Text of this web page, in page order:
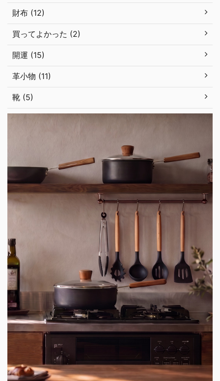
財布 (12)
買ってよかった (2)
開運 (15)
革小物 (11)
靴 (5)